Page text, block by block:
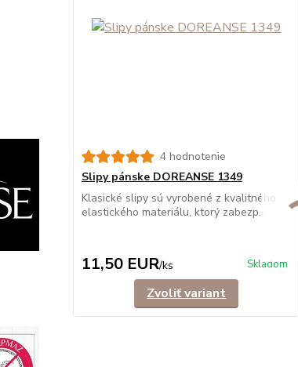
4 hodnotenie
Slipy pánske DOREANSE 1349
Klasické slipy sú vyrobené z kvalitného
elastického materiálu, ktorý zabezp...
11,50 EUR/ks Skladom
Zvoliť variant